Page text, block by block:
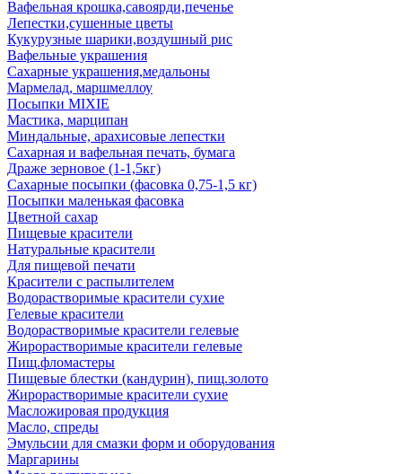
Вафельная крошка,савоярди,печенье
Лепестки,сушенные цветы
Кукурузные шарики,воздушный рис
Вафельные украшения
Сахарные украшения,медальоны
Мармелад, маршмеллоу
Посыпки MIXIE
Мастика, марципан
Миндальные, арахисовые лепестки
Сахарная и вафельная печать, бумага
Драже зерновое (1-1,5кг)
Сахарные посыпки (фасовка 0,75-1,5 кг)
Посыпки маленькая фасовка
Цветной сахар
Пищевые красители
Натуральные красители
Для пищевой печати
Красители с распылителем
Водорастворимые красители сухие
Гелевые красители
Водорастворимые красители гелевые
Жирорастворимые красители гелевые
Пищ.фломастеры
Пищевые блестки (кандурин), пищ.золото
Жирорастворимые красители сухие
Масложировая продукция
Масло, спреды
Эмульсии для смазки форм и оборудования
Маргарины